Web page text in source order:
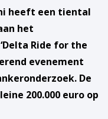
heeft een tiental
het
Ride for the
evenement
De
200.000 euro op